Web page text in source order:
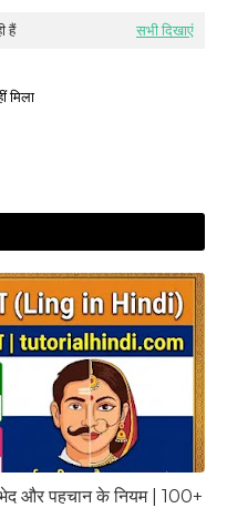
हैं सभी दिखाएं
मिला
और पहचान के नियम | 100+